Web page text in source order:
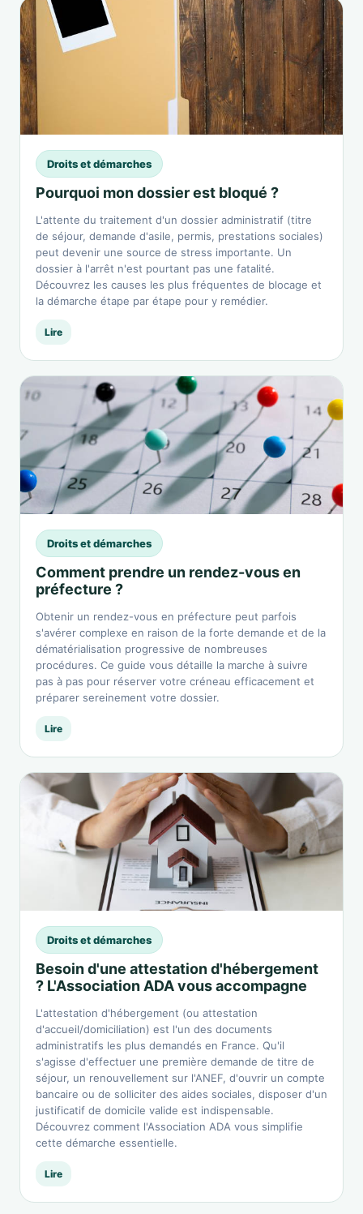
Droits et démarches
Pourquoi mon dossier est bloqué ?
L'attente du traitement d'un dossier administratif (titre
de séjour, demande d'asile, permis, prestations sociales)
peut devenir une source de stress importante. Un
dossier à l'arrêt n'est pourtant pas une fatalité.
Découvrez les causes les plus fréquentes de blocage et
la démarche étape par étape pour y remédier.
Lire
Droits et démarches
Comment prendre un rendez-vous en
préfecture ?
Obtenir un rendez-vous en préfecture peut parfois
s'avérer complexe en raison de la forte demande et de la
dématérialisation progressive de nombreuses
procédures. Ce guide vous détaille la marche à suivre
pas à pas pour réserver votre créneau efficacement et
préparer sereinement votre dossier.
Lire
Droits et démarches
Besoin d'une attestation d'hébergement
? L'Association ADA vous accompagne
L'attestation d'hébergement (ou attestation
d'accueil/domiciliation) est l'un des documents
administratifs les plus demandés en France. Qu'il
s'agisse d'effectuer une première demande de titre de
séjour, un renouvellement sur l'ANEF, d'ouvrir un compte
bancaire ou de solliciter des aides sociales, disposer d'un
justificatif de domicile valide est indispensable.
Découvrez comment l'Association ADA vous simplifie
cette démarche essentielle.
Lire